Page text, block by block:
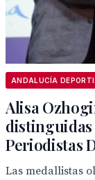
Alisa
distinguidas
Periodistas
Las medallistas